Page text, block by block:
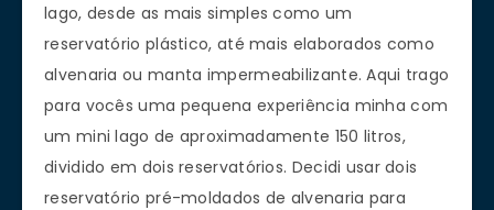
lago, desde as mais simples como um
reservatório plástico, até mais elaborados como
alvenaria ou manta impermeabilizante. Aqui trago
para vocês uma pequena experiência minha com
um mini lago de aproximadamente 150 litros,
dividido em dois reservatórios. Decidi usar dois
reservatório pré-moldados de alvenaria para